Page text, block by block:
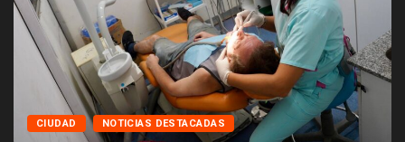
CIUDAD NOTICIAS DESTACADAS